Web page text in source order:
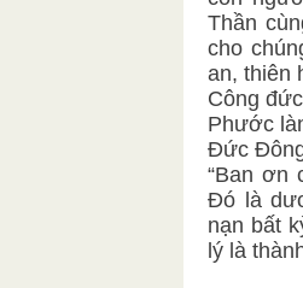
Thần
cho
an, thiên
Công
Phước
Đức
“Ban ơn
Đó là
nạn bất
lý là